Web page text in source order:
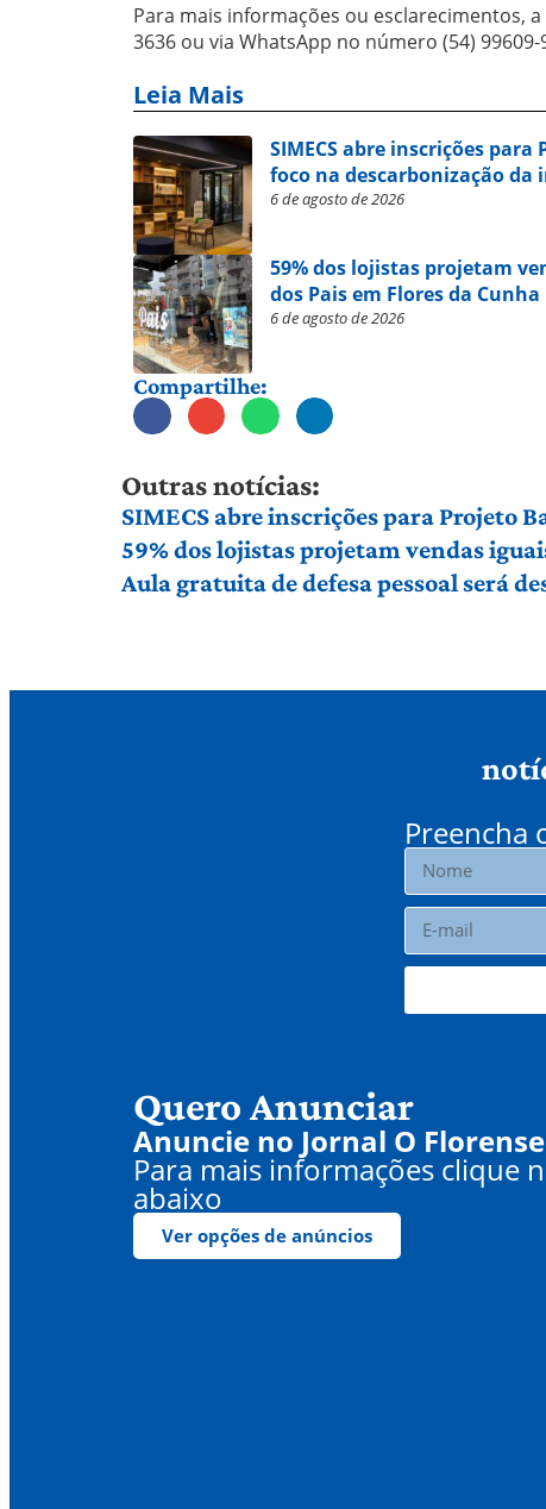
Para mais informações ou esclarecimentos,
3636 ou via WhatsApp no número (54) 99609-
Leia Mais
SIMECS abre inscrições
foco na descarbonização da
6 de agosto de 2026
59% dos lojistas projetam
dos Pais em Flores da Cunha
6 de agosto de 2026
Compartilhe:
Outras notícias:
SIMECS abre inscrições para Projeto
59% dos lojistas projetam vendas
Aula gratuita de defesa pessoal será
Preencha
Quero Anunciar
Anuncie no Jornal O Florense
Para mais informações clique
abaixo
Ver opções de anúncios